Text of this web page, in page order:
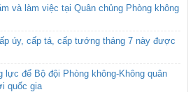
và làm việc tại Quân chủng Phòng không
úy, cấp tá, cấp tướng tháng 7 này được
lực để Bộ đội Phòng không-Không quân
quốc gia